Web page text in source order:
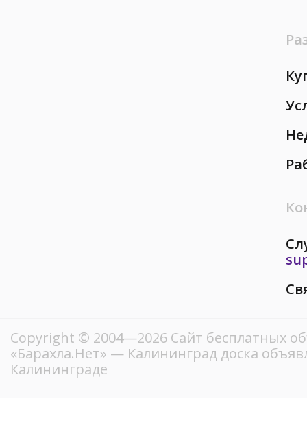
Copyright © 2004—2026 Сайт бесплатных
«Барахла.Нет» — Калининград доска
Калининграде